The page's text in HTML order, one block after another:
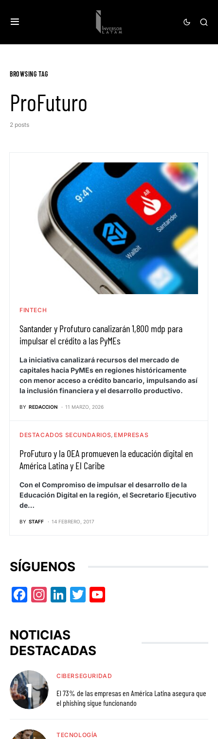
BROWSING TAG
ProFuturo
2 posts
FINTECH
Santander y Profuturo canalizarán 1,800 mdp para
impulsar el crédito a las PyMEs
La iniciativa canalizará recursos del mercado de
capitales hacia PyMEs en regiones históricamente
con menor acceso a crédito bancario, impulsando así
la inclusión financiera y el desarrollo productivo.
BY REDACCION 11 MARZO, 2026
DESTACADOS SECUNDARIOS EMPRESAS
ProFuturo y la OEA promueven la educación digital en
América Latina y El Caribe
Con el Compromiso de impulsar el desarrollo de la
Educación Digital en la región, el Secretario Ejecutivo
de…
BY STAFF 14 FEBRERO, 2017
SÍGUENOS
Facebook
Instagram
LinkedIn
Twitter
NOTICIAS
DESTACADAS
CIBERSEGURIDAD
El 73% de las empresas en América Latina asegura que
el phishing sigue funcionando
TECNOLOGÍA